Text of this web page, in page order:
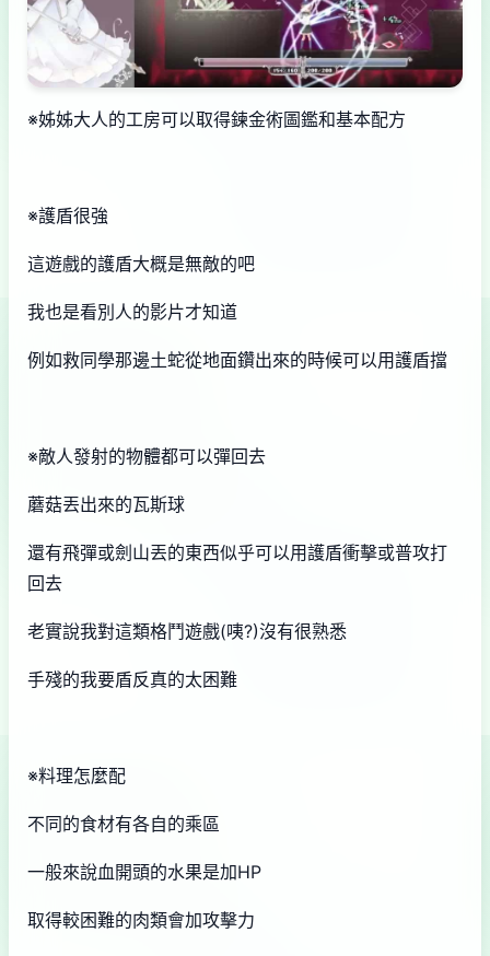
※姊姊大人的工房可以取得鍊金術圖鑑和基本配方
※護盾很強
這遊戲的護盾大概是無敵的吧
我也是看別人的影片才知道
例如救同學那邊土蛇從地面鑽出來的時候可以用護盾擋
※敵人發射的物體都可以彈回去
蘑菇丟出來的瓦斯球
還有飛彈或劍山丟的東西似乎可以用護盾衝擊或普攻打
回去
老實說我對這類格鬥遊戲(咦?)沒有很熟悉
手殘的我要盾反真的太困難
※料理怎麼配
不同的食材有各自的乘區
一般來說血開頭的水果是加HP
取得較困難的肉類會加攻擊力